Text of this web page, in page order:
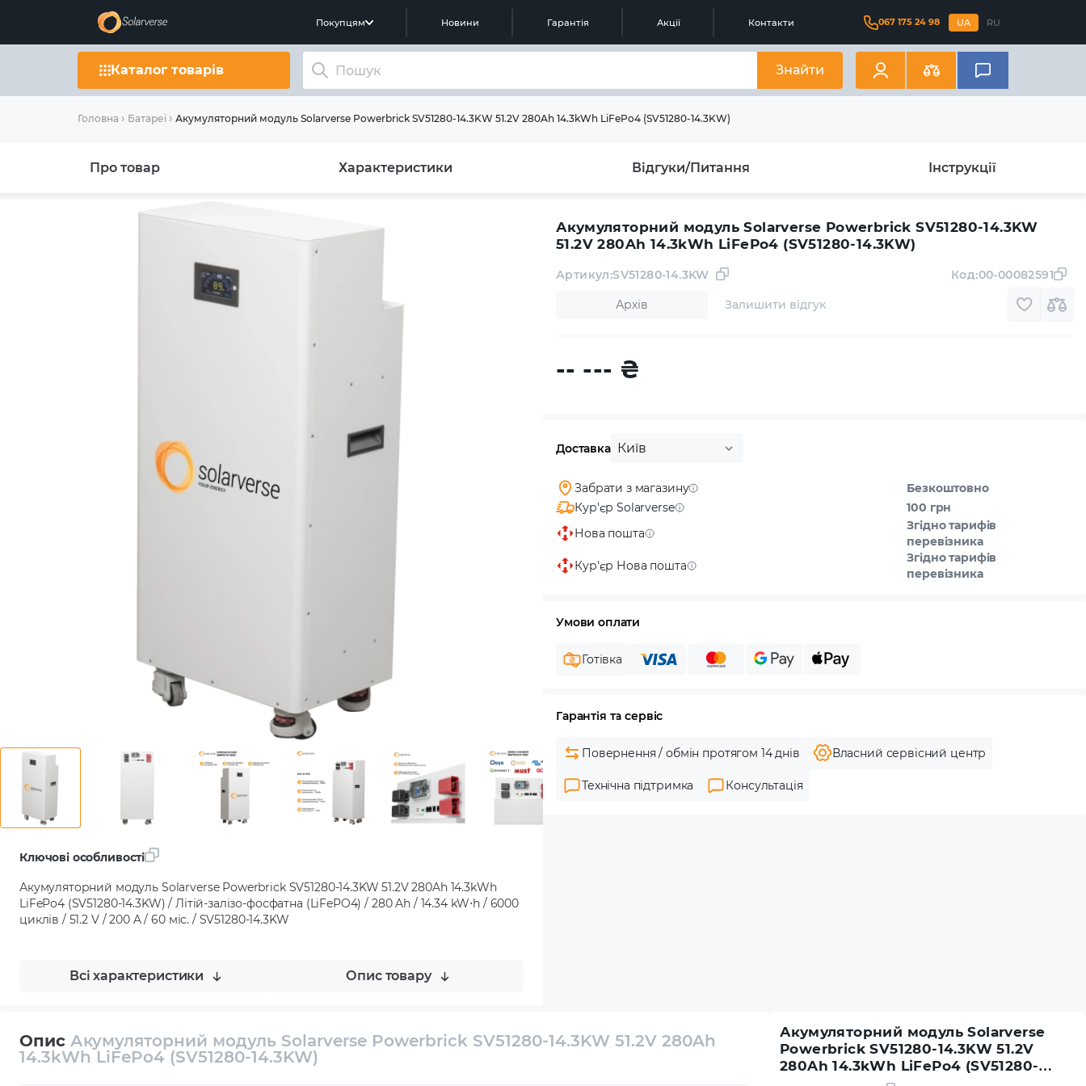
Покупцям Новини Гарантія Акції Контакти 067 175 24 98 UA RU
Каталог товарів Знайти
Головна Батареї Акумуляторний модуль Solarverse Powerbrick SV51280-14.3KW 51.2V 280Ah 14.3kWh LiFePo4 (SV51280-14.3KW)
Про товар Характеристики Відгуки/Питання Інструкції
Ключові особливості
Акумуляторний модуль Solarverse Powerbrick SV51280-14.3KW 51.2V 280Ah 14.3kWh
LiFePo4 (SV51280-14.3KW) / Літій-залізо-фосфатна (LiFePO4) / 280 Ah / 14.34 kW⋅h / 6000
циклів / 51.2 V / 200 A / 60 міс. / SV51280-14.3KW
Всі характеристики Опис товару
Акумуляторний модуль Solarverse Powerbrick SV51280-14.3KW
51.2V 280Ah 14.3kWh LiFePo4 (SV51280-14.3KW)
Архів
Артикул:SV51280-14.3KW
Залишити відгук
Код:00-00082591
-- --- ₴
Доставка Київ
Забрати з магазину
Безкоштовно
Кур'єр Solarverse
100 грн
Нова пошта
Згідно тарифів
перевізника
Кур'єр Нова пошта
Згідно тарифів
перевізника
Умови оплати
Готівка
Гарантія та сервіс
Повернення / обмін протягом 14 днів Власний сервісний центр
Технічна підтримка Консультація
Опис Акумуляторний модуль Solarverse Powerbrick SV51280-14.3KW 51.2V 280Ah
14.3kWh LiFePo4 (SV51280-14.3KW)
Акумуляторний модуль Solarverse
Powerbrick SV51280-14.3KW 51.2V
280Ah 14.3kWh LiFePo4 (SV51280-
14.3KW)